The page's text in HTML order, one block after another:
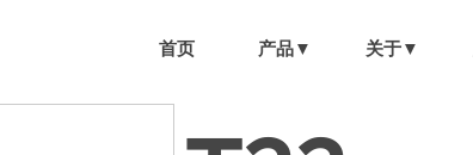
首页 产品▼ 关于▼